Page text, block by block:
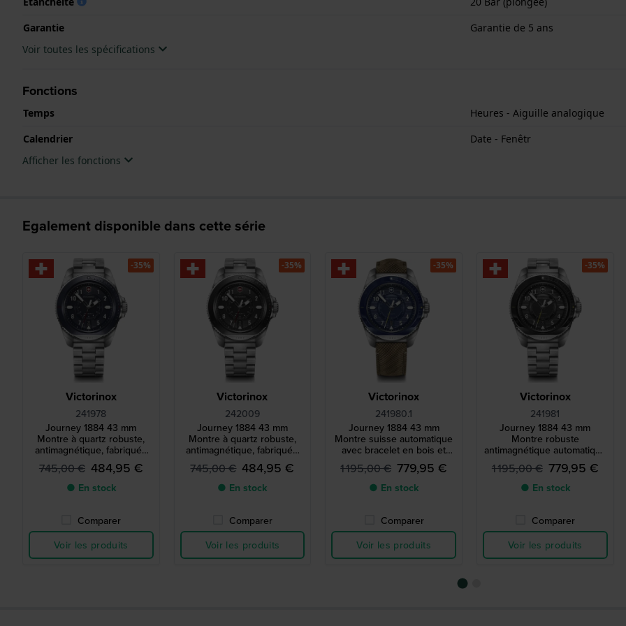
.
Garantie
Garantie de 5 ans
Voir toutes les spécifications
Fonctions
Temps
Heures - Aiguille analogique
Calendrier
Date - Fenêtr
Afficher les fonctions
Egalement disponible dans cette série
Victorinox
241978
Journey 1884 43 mm
Montre à quartz robuste,
antimagnétique, fabriquée
en Suisse
745,00 € 484,95 €
● En stock
Comparer
Voir les produits
-35%
Victorinox
242009
Journey 1884 43 mm
Montre à quartz robuste,
antimagnétique, fabriquée
en Suisse
745,00 € 484,95 €
● En stock
Comparer
Voir les produits
-35%
Victorinox
241980.1
Journey 1884 43 mm
Montre suisse automatique
avec bracelet en bois et
caoutchouc
1 195,00 € 779,95 €
● En stock
Comparer
Voir les produits
-35%
Victorinox
241981
Journey 1884 43 mm
Montre robuste
antimagnétique automatique
fabriquée en Suisse
1 195,00 € 779,95 €
● En stock
Comparer
Voir les produits
-35%